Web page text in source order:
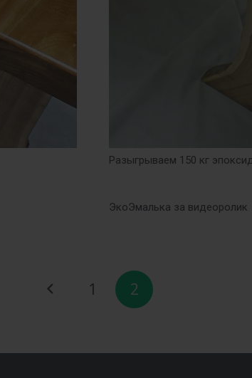
Разыгрываем 150 кг
ЭкоЭмалька за видеоролик
1 2